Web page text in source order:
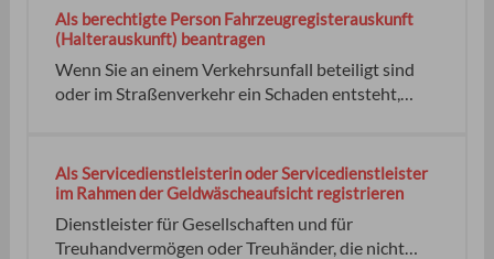
nach Schule zwei bis drei Jahre. Im letzten
Ausbildungsabschnitt kann die Berufstätigkeit
entfallen. Bei den einzelnen Abendrealschulen gibt
es unterschiedliche Organisationsformen.
Als berechtigte Person Fahrzeugregisterauskunft
(Halterauskunft) beantragen
Wenn Sie an einem Verkehrsunfall beteiligt sind
oder im Straßenverkehr ein Schaden entsteht,
benötigen. Dies gilt auch, wenn Sie zum Beispiel
mit dem Fahrrad oder zu Fuß am Straßenverkehr
teilnehmen. keine keine
Als Servicedienstleisterin oder Servicedienstleister
im Rahmen der Geldwäscheaufsicht registrieren
Dienstleister für Gesellschaften und für
Treuhandvermögen oder Treuhänder, die nicht